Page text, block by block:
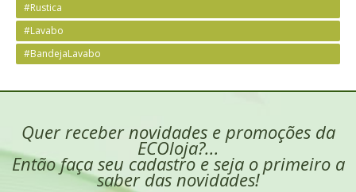
#Rustica
#Lavabo
#BandejaLavabo
Quer receber novidades e promoções da
ECOloja?...
Então faça seu cadastro e seja o primeiro a
saber das novidades!